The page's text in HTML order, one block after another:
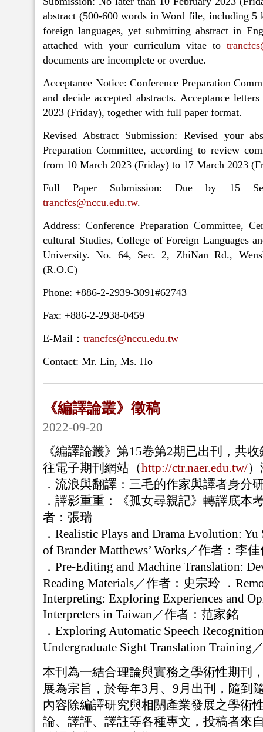
abstract (500-600 words in Word file, including 5
foreign languages, yet submitting abstract in
attached with your curriculum vitae to
documents are incomplete or overdue.
Acceptance Notice: Conference Preparation
and decide accepted abstracts. Acceptance
2023 (Friday), together with full paper format.
Revised Abstract Submission: Revised your
Preparation Committee, according to review
from 10 March 2023 (Friday) to 17 March 2023
Full Paper Submission: Due by 15
trancfcs@nccu.edu.tw.
Address: Conference Preparation Committee,
cultural Studies, College of Foreign Languages
University. No. 64, Sec. 2, ZhiNan Rd.,
(R.O.C)
Phone: +886-2-2939-3091#62743
Fax: +886-2-2938-0459
E-Mail： trancfcs@nccu.edu.tw
Contact: Mr. Lin, Ms. Ho
《編譯論叢》徵稿
2022-09-20
《編譯論叢》第15卷第2期已出刊，共收
往電子期刊網站（http://ctr.naer.edu.tw/
．流浪與翻譯：三毛的作家與譯者身分
． 譯影重重：《孤女尋親記》轉譯底本
者：張瑞
． Realistic Plays and Drama Evolution: Yu
of Brander Matthews’ Works／作者：李
． Pre-Editing and Machine Translation:
Reading Materials／作者：史宗玲
．
Interpreting: Exploring Experiences and
Interpreters in Taiwan／作者：范家銘
． Exploring Automatic Speech
Undergraduate Sight Translation Training
本刊為一結合理論與實務之學術性期刊
展為宗旨，於每年3月、 9月出刊，隨到
內容除編譯研究與相關產業發展之學術
論、譯評、譯註等各種專文，投稿者來